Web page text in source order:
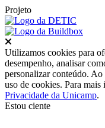
Projeto
Utilizamos cookies para
desempenho, analisar
personalizar conteúdo.
uso de cookies. Para mais
Privacidade da Unicamp.
Estou ciente